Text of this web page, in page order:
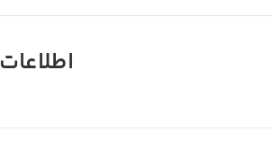
اطلاعات